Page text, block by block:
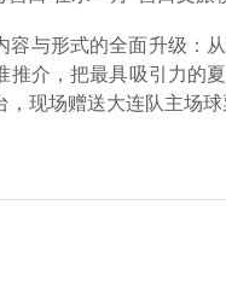
形式的全面升级：从
推介，把最具吸引力的
，现场赠送大连队主场